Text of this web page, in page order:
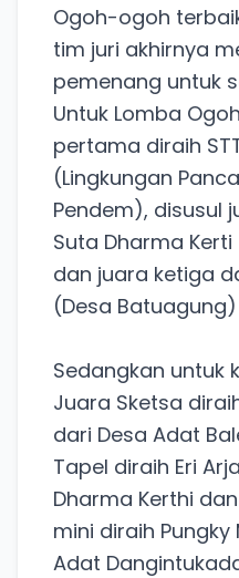
Ogoh-ogoh
tim juri akhirnya
pemenang untuk
Untuk Lomba
pertama diraih
(Lingkungan
Pendem), disusul
Suta Dharma
dan juara ketiga
(Desa Batuagung)
Sedangkan untuk
Juara Sketsa
dari Desa Adat
Tapel diraih Eri
Dharma Kerthi
mini diraih
Adat